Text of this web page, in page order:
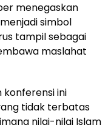
menegaskan
simbol
tampil sebagai
maslahat
konferensi ini
tidak terbatas
nilai-nilai Islam